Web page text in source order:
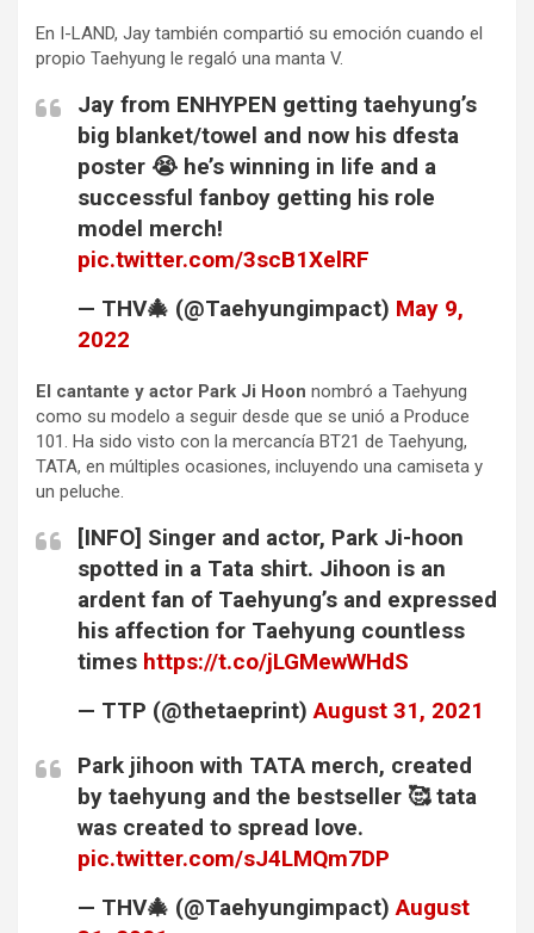
En I-LAND, Jay también compartió su emoción cuando el
propio Taehyung le regaló una manta V.
Jay from ENHYPEN getting taehyung’s
big blanket/towel and now his dfesta
poster 😭 he’s winning in life and a
successful fanboy getting his role
model merch!
pic.twitter.com/3scB1XelRF
— THV🎄 (@Taehyungimpact) May 9,
2022
El cantante y actor Park Ji Hoon nombró a Taehyung
como su modelo a seguir desde que se unió a Produce
101. Ha sido visto con la mercancía BT21 de Taehyung,
TATA, en múltiples ocasiones, incluyendo una camiseta y
un peluche.
[INFO] Singer and actor, Park Ji-hoon
spotted in a Tata shirt. Jihoon is an
ardent fan of Taehyung’s and expressed
his affection for Taehyung countless
times https://t.co/jLGMewWHdS
— TTP (@thetaeprint)August 31, 2021
Park jihoon with TATA merch, created
by taehyung and the bestseller 🥰 tata
was created to spread love.
pic.twitter.com/sJ4LMQm7DP
— THV🎄 (@Taehyungimpact)August